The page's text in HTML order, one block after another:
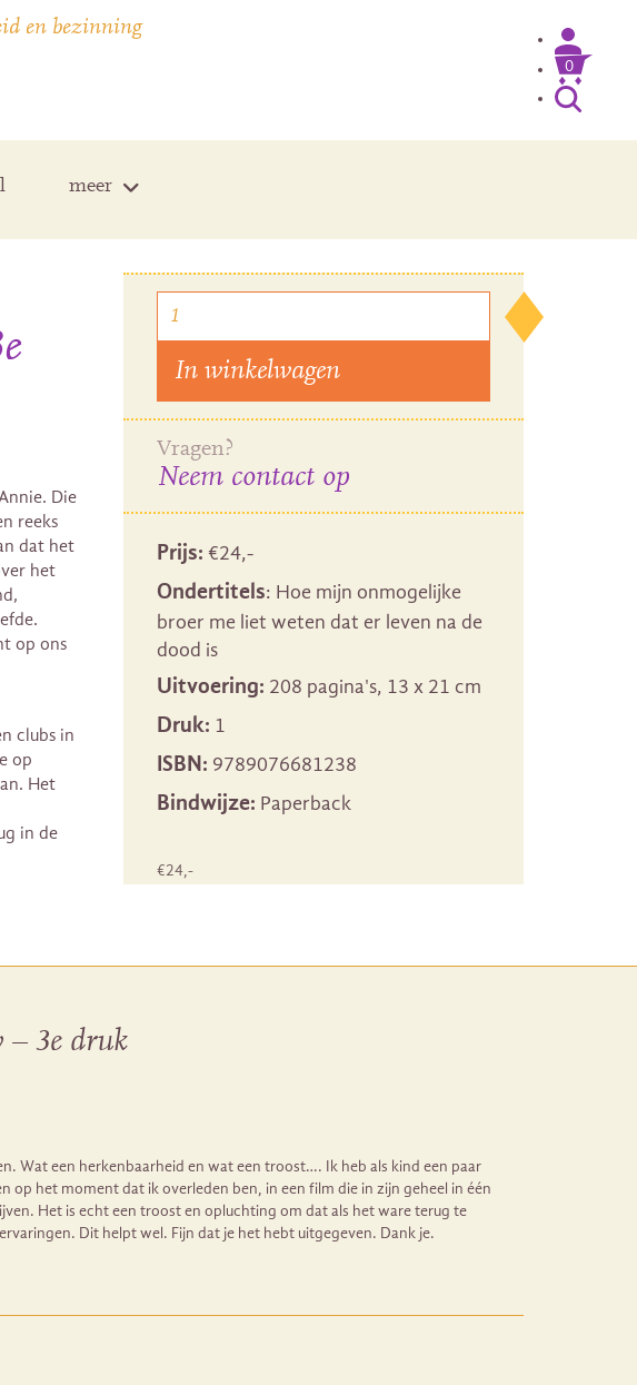
en bezinning
0
meer
Die
reeks
dat het
het
op ons
clubs in
op
Het
in de
In winkelwagen
Vragen?
Neem contact op
Prijs: €24,-
Ondertitels: Hoe mijn onmogelijke
broer me liet weten dat er leven na de
dood is
Uitvoering: 208 pagina's, 13 x 21 cm
Druk: 1
ISBN: 9789076681238
Bindwijze: Paperback
€24,-
– 3e druk
Wat een herkenbaarheid en wat een troost…. Ik heb als kind een paar
het moment dat ik overleden ben, in een film die in zijn geheel in één
Het is echt een troost en opluchting om dat als het ware terug te
Dit helpt wel. Fijn dat je het hebt uitgegeven. Dank je.